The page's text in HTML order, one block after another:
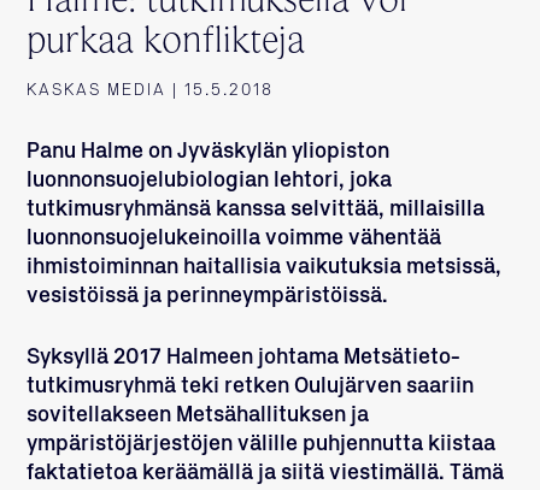
purkaa konflikteja
KASKAS MEDIA | 15.5.2018
Panu Halme on Jyväskylän yliopiston
luonnonsuojelubiologian lehtori, joka
tutkimusryhmänsä kanssa selvittää, millaisilla
luonnonsuojelukeinoilla voimme vähentää
ihmistoiminnan haitallisia vaikutuksia metsissä,
vesistöissä ja perinneympäristöissä.
Syksyllä 2017 Halmeen johtama Metsätieto-
tutkimusryhmä teki retken Oulujärven saariin
sovitellakseen Metsähallituksen ja
ympäristöjärjestöjen välille puhjennutta kiistaa
faktatietoa keräämällä ja siitä viestimällä. Tämä